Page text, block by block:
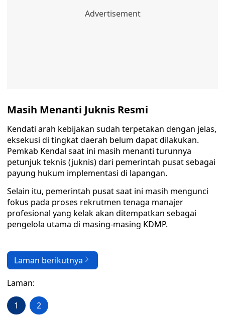
Masih Menanti Juknis Resmi
Kendati arah kebijakan sudah terpetakan dengan jelas,
eksekusi di tingkat daerah belum dapat dilakukan.
Pemkab Kendal saat ini masih menanti turunnya
petunjuk teknis (juknis) dari pemerintah pusat sebagai
payung hukum implementasi di lapangan.
Selain itu, pemerintah pusat saat ini masih mengunci
fokus pada proses rekrutmen tenaga manajer
profesional yang kelak akan ditempatkan sebagai
pengelola utama di masing-masing KDMP.
Laman berikutnya
Laman:
1 2